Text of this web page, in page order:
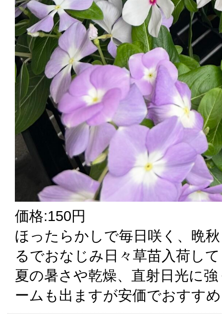
価格:150円
ほったらかしで毎日咲く、晩
るでおなじみ日々草苗入荷し
夏の暑さや乾燥、直射日光に
ームも出ますが安価でおすす